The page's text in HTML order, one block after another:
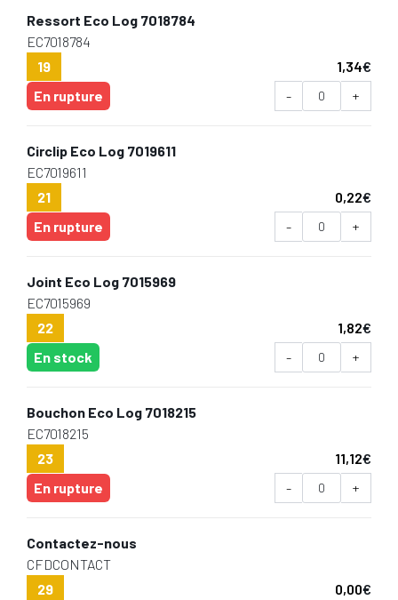
Ressort Eco Log 7018784
EC7018784
19
1,34€
En rupture
- +
Circlip Eco Log 7019611
EC7019611
21
0,22€
En rupture
- +
Joint Eco Log 7015969
EC7015969
22
1,82€
En stock
- +
Bouchon Eco Log 7018215
EC7018215
23
11,12€
En rupture
- +
Contactez-nous
CFDCONTACT
29
0,00€